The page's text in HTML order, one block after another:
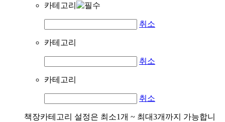
카테고리
취소
카테고리
취소
카테고리
취소
책장카테고리 설정은 최소1개 ~ 최대3개까지 가능합니